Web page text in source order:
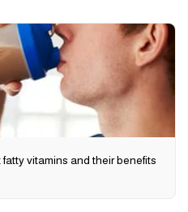
vitamins and their benefits